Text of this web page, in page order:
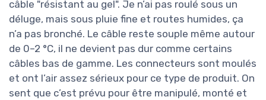
câble "résistant au gel". Je n’ai pas roulé sous un
déluge, mais sous pluie fine et routes humides, ça
n’a pas bronché. Le câble reste souple même autour
de 0–2 °C, il ne devient pas dur comme certains
câbles bas de gamme. Les connecteurs sont moulés
et ont l’air assez sérieux pour ce type de produit. On
sent que c’est prévu pour être manipulé, monté et